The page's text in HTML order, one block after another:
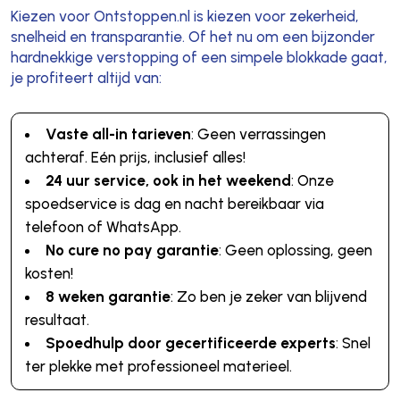
Kiezen voor Ontstoppen.nl is kiezen voor zekerheid,
snelheid en transparantie. Of het nu om een bijzonder
hardnekkige verstopping of een simpele blokkade gaat,
je profiteert altijd van:
Vaste all-in tarieven: Geen verrassingen
achteraf. Eén prijs, inclusief alles!
24 uur service, ook in het weekend: Onze
spoedservice is dag en nacht bereikbaar via
telefoon of WhatsApp.
No cure no pay garantie: Geen oplossing, geen
kosten!
8 weken garantie: Zo ben je zeker van blijvend
resultaat.
Spoedhulp door gecertificeerde experts: Snel
ter plekke met professioneel materieel.